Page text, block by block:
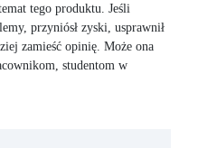
tego produktu. Jeśli
przyniósł zyski, usprawnił
zamieść opinię. Może ona
studentom w